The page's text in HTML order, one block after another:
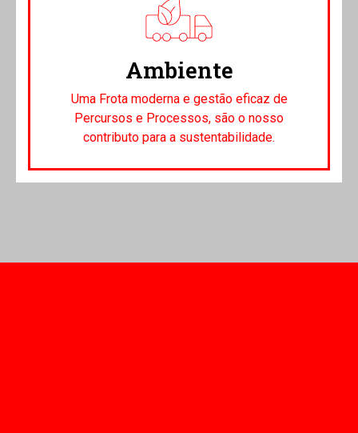
Ambiente
Uma Frota moderna e gestão eficaz de
Percursos e Processos, são o nosso
contributo para a sustentabilidade.